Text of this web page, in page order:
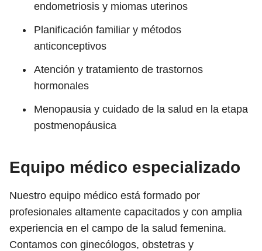
endometriosis y miomas uterinos
Planificación familiar y métodos
anticonceptivos
Atención y tratamiento de trastornos
hormonales
Menopausia y cuidado de la salud en la etapa
postmenopáusica
Equipo médico especializado
Nuestro equipo médico está formado por
profesionales altamente capacitados y con amplia
experiencia en el campo de la salud femenina.
Contamos con ginecólogos, obstetras y